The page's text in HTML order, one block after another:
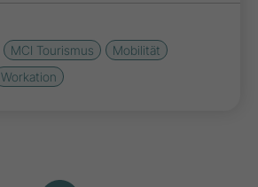
MCI Tourismus
Mobilität
Workation